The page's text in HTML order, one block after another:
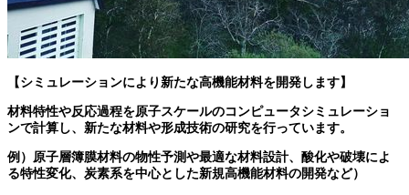
【シミュレーションにより新たな高機能材料を開発します】
材料特性や反応過程を原子スケールのコンピュータシミュレーショ
ンで計算し、新たな材料や形成技術の研究を行っています。
例）原子層簿膜材料の物性予測や最適な材料設計、酸化や破壊によ
る特性変化、炭素系を中心とした新規高機能材料の開発など）